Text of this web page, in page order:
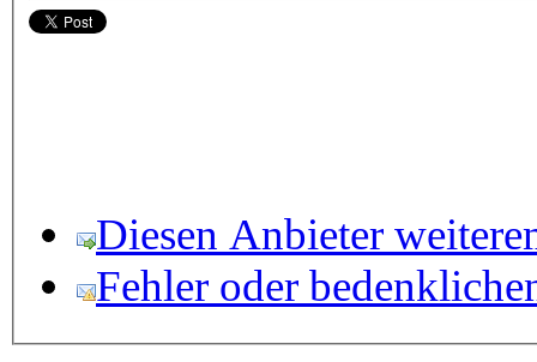
Diesen Anbieter
Fehler oder